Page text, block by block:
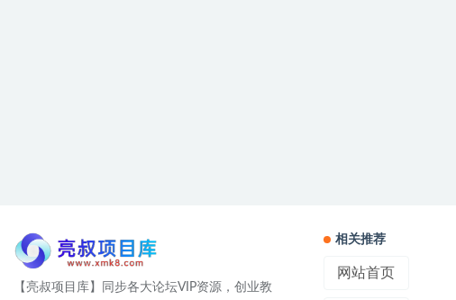
【亮叔项目库】同步各大论坛VIP资源，创业教
相关推荐
网站首页